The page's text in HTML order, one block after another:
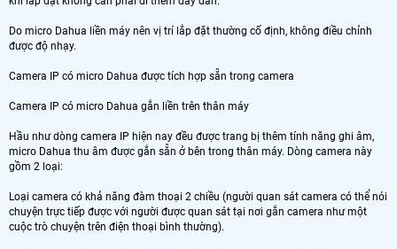
Do micro Dahua liền máy nên vị trí lắp đặt thường cố định, không điều chỉnh
được độ nhạy.
Camera IP có micro Dahua được tích hợp sẵn trong camera
Camera IP có micro Dahua gắn liền trên thân máy
Hầu như dòng camera IP hiện nay đều được trang bị thêm tính năng ghi âm,
micro Dahua thu âm được gắn sẵn ở bên trong thân máy. Dòng camera này
gồm 2 loại:
Loại camera có khả năng đàm thoại 2 chiều (người quan sát camera có thể nói
chuyện trực tiếp được với người được quan sát tại nơi gắn camera như một
cuộc trò chuyện trên điện thoại bình thường).